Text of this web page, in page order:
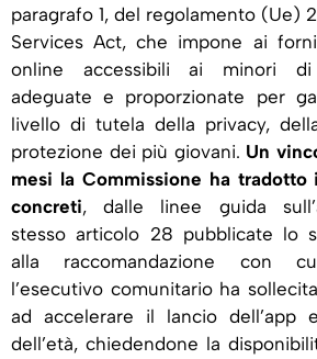
paragrafo 1, del regolamento (Ue)
Services Act, che impone ai
online accessibili ai minori di
adeguate e proporzionate per
livello di tutela della privacy,
protezione dei più giovani. Un
mesi la Commissione ha
concreti, dalle linee guida
stesso articolo 28 pubblicate lo
alla raccomandazione con
l’esecutivo comunitario ha
ad accelerare il lancio dell’app
dell’età, chiedendone la